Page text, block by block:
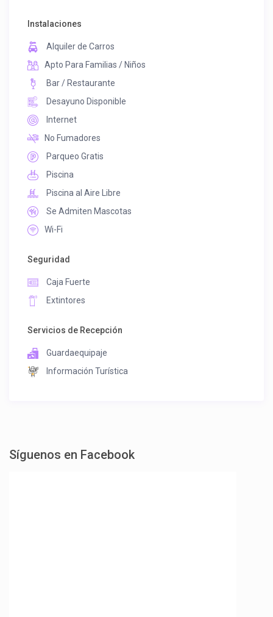
Instalaciones
Alquiler de Carros
Apto Para Familias / Niños
Bar / Restaurante
Desayuno Disponible
Internet
No Fumadores
Parqueo Gratis
Piscina
Piscina al Aire Libre
Se Admiten Mascotas
Wi-Fi
Seguridad
Caja Fuerte
Extintores
Servicios de Recepción
Guardaequipaje
Información Turística
Síguenos en Facebook